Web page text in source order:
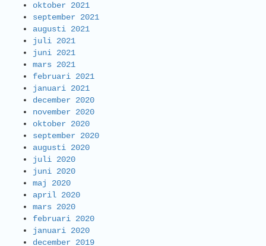
oktober 2021
september 2021
augusti 2021
juli 2021
juni 2021
mars 2021
februari 2021
januari 2021
december 2020
november 2020
oktober 2020
september 2020
augusti 2020
juli 2020
juni 2020
maj 2020
april 2020
mars 2020
februari 2020
januari 2020
december 2019